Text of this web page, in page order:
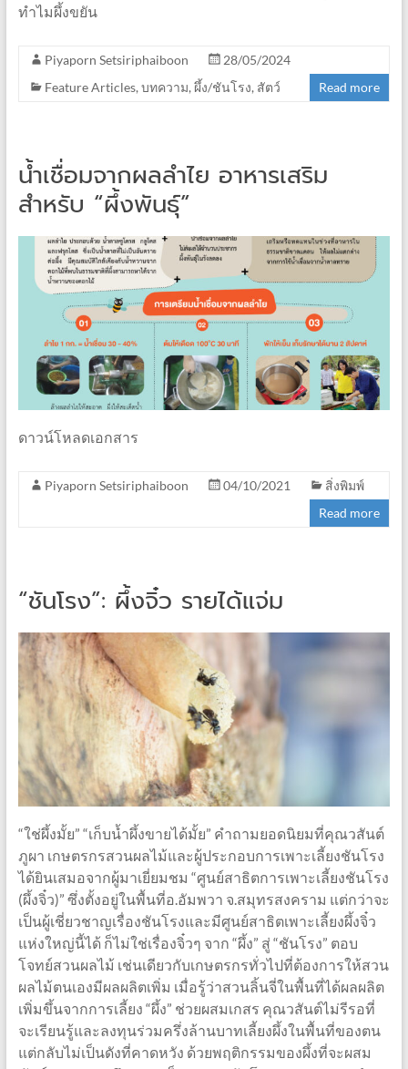
ทำไมผึ้งขยัน
Piyaporn Setsiriphaiboon
28/05/2024
Feature Articles,บทความ,ผึ้ง/ชันโรง, สัตว์ Read more
น้ำเชื่อมจากผลลำไย อาหารเสริม
สำหรับ “ผึ้งพันธุ์”
ดาวน์โหลดเอกสาร
Piyaporn Setsiriphaiboon 04/10/2021
สิ่งพิมพ์
Read more
“ชันโรง”: ผึ้งจิ๋ว รายได้แจ่ม
“ใช่ผึ้งมั้ย” “เก็บน้ำผึ้งขายได้มั้ย” คำถามยอดนิยมที่คุณวสันต์
ภูผา เกษตรกรสวนผลไม้และผู้ประกอบการเพาะเลี้ยงชันโรง
ได้ยินเสมอจากผู้มาเยี่ยมชม “ศูนย์สาธิตการเพาะเลี้ยงชันโรง
(ผึ้งจิ๋ว)” ซึ่งตั้งอยู่ในพื้นที่อ.อัมพวา จ.สมุทรสงคราม แต่กว่าจะ
เป็นผู้เชี่ยวชาญเรื่องชันโรงและมีศูนย์สาธิตเพาะเลี้ยงผึ้งจิ๋ว
แห่งใหญ่นี้ได้ ก็ไม่ใช่เรื่องจิ๋วๆ จาก “ผึ้ง” สู่ “ชันโรง” ตอบ
โจทย์สวนผลไม้ เช่นเดียวกับเกษตรกรทั่วไปที่ต้องการให้สวน
ผลไม้ตนเองมีผลผลิตเพิ่ม เมื่อรู้ว่าสวนลิ้นจี่ในพื้นที่ได้ผลผลิต
เพิ่มขึ้นจากการเลี้ยง “ผึ้ง” ช่วยผสมเกสร คุณวสันต์ไม่รีรอที่
จะเรียนรู้และลงทุนร่วมครึ่งล้านบาทเลี้ยงผึ้งในพื้นที่ของตน
แต่กลับไม่เป็นดังที่คาดหวัง ด้วยพฤติกรรมของผึ้งที่จะผสม